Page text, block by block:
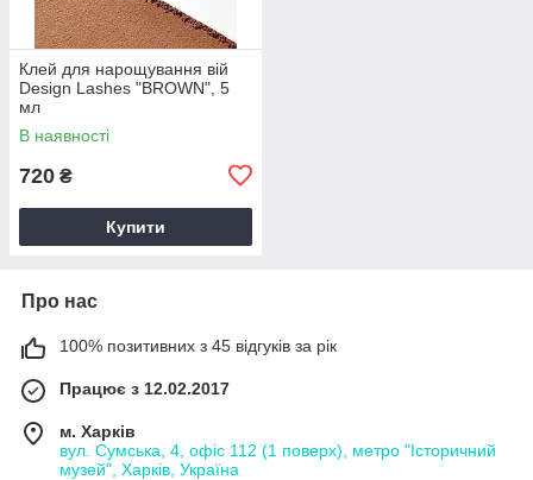
Клей для нарощування вій
Design Lashes "BROWN", 5
мл
В наявності
720 ₴
Купити
Про нас
100% позитивних з 45 відгуків за рік
Працює з 12.02.2017
м. Харків
вул. Сумська, 4, офіс 112 (1 поверх), метро "Історичний
музей", Харків, Україна